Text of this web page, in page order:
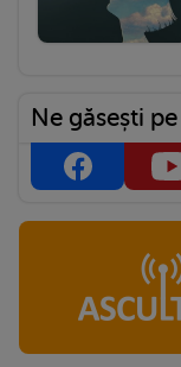
Ne găsești pe